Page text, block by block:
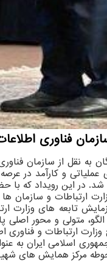
فناوری
به نقل از سازمان
عملیاتی و کارآمد در
ارتباطات و سازمان ها
تابعه های وزارت
متولی و محور اصلی
ارتباطات و فناوری
مرکز همایش های شهید